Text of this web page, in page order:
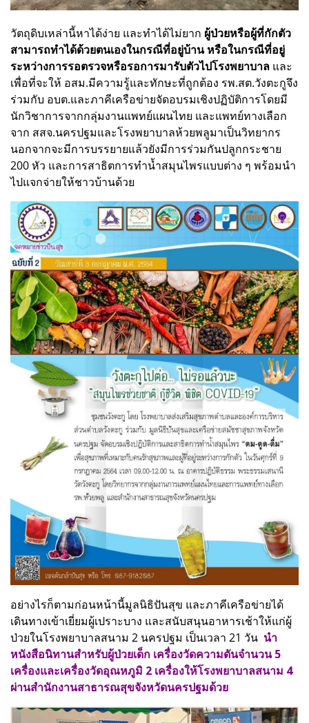
วัตถุดิบเหล่านี้หาได้ง่าย และทำได้ไม่ยาก ผู้ป่วยหรือผู้ที่กักตัว
สามารถทำได้ด้วยตนเองในกรณีที่อยู่บ้าน หรือในกรณีที่อยู่
ระหว่างการรอตรวจหรือรอการมารับตัวไปโรงพยาบาล และ
เพื่อที่จะให้ อสม.มีความรู้และทักษะที่ถูกต้อง รพ.สต.วังตะกูจึง
ร่วมกับ อบต.และภาคีเครือข่ายจัดอบรมเชิงปฏิบัติการโดยมี
นักวิชาการจากกลุ่มงานแพทย์แผนไทย และแพทย์ทางเลือก
จาก สสจ.นครปฐมและโรงพยาบาลห้วยพลูมาเป็นวิทยากร
นอกจากจะมีการบรรยายแล้วยังมีการร่วมกันปลูกกระชาย
200 หัว และการสาธิตการทำน้ำสมุนไพรแบบต่าง ๆ พร้อมนำ
ไปแจกจ่ายให้ชาวบ้านด้วย
อย่างไรก็ตามก่อนหน้านี้มูลนิธิปันสุข และภาคีเครือข่ายได้
เดินทางเข้าเยี่ยมผู้เปราะบาง และสนับสนุนอาหารเช้าให้แก่ผู้
ป่วยในโรงพยาบาลสนาม 2 นครปฐม เป็นเวลา 21 วัน นำ
หนังสือนิทานสำหรับผู้ป่วยเด็ก เครื่องวัดความดันจำนวน 5
เครื่องและเครื่องวัดอุณหภูมิ 2 เครื่องให้โรงพยาบาลสนาม 4
ผ่านสำนักงานสาธารณสุขจังหวัดนครปฐมด้วย